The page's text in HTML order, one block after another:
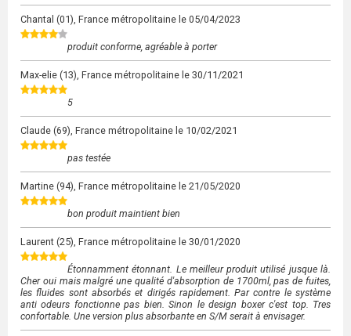
Chantal (01), France métropolitaine le 05/04/2023
produit conforme, agréable à porter
Max-elie (13), France métropolitaine le 30/11/2021
5
Claude (69), France métropolitaine le 10/02/2021
pas testée
Martine (94), France métropolitaine le 21/05/2020
bon produit maintient bien
Laurent (25), France métropolitaine le 30/01/2020
Étonnamment étonnant. Le meilleur produit utilisé jusque là.
Cher oui mais malgré une qualité d'absorption de 1700ml, pas de fuites,
les fluides sont absorbés et dirigés rapidement. Par contre le système
anti odeurs fonctionne pas bien. Sinon le design boxer c'est top. Tres
confortable. Une version plus absorbante en S/M serait à envisager.